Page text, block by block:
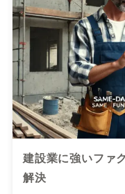
建設業に強いファ
解決